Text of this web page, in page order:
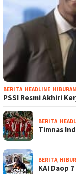
BERITA, HEADLINE, HIBURAN
PSSI Resmi Akhiri
BERITA,
Timnas
BERITA,
KAI Daop